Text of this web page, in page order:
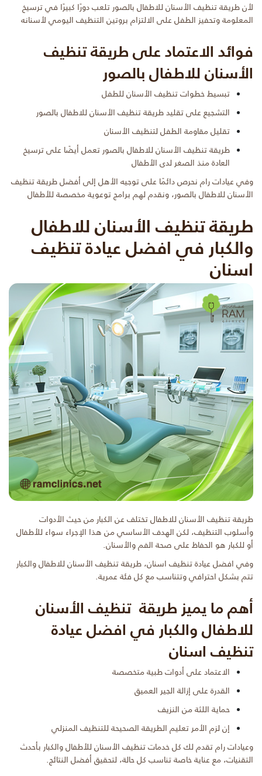
لأن طريقة تنظيف الأسنان للاطفال بالصور تلعب دورًا كبيرًا في ترسيخ
المعلومة وتحفيز الطفل على الالتزام بروتين التنظيف اليومي لأسنانه
فوائد الاعتماد على طريقة تنظيف
الأسنان للاطفال بالصور
تبسيط خطوات تنظيف الأسنان للطفل
التشجيع على تقليد طريقة تنظيف الأسنان للاطفال بالصور
تقليل مقاومة الطفل لتنظيف الأسنان
طريقة تنظيف الأسنان للاطفال بالصور تعمل أيضًا على ترسيخ
العادة منذ الصغر لدى الأطفال
وفي عيادات رام نحرص دائمًا على توجيه الأهل إلى أفضل طريقة تنظيف
الأسنان للاطفال بالصور، ونقدم لهم برامج توعوية مخصصة للأطفال
طريقة تنظيف الأسنان للاطفال
والكبار في افضل عيادة تنظيف
اسنان
طريقة تنظيف الأسنان للاطفال تختلف عن الكبار من حيث الأدوات
وأسلوب التنظيف، لكن الهدف الأساسي من هذا الإجراء سواء للأطفال
أو للكبار هو الحفاظ على صحة الفم والأسنان.
وفي افضل عيادة تنظيف اسنان، طريقة تنظيف الأسنان للاطفال والكبار
تتم بشكل احترافي وتتناسب مع كل فئة عمرية.
أهم ما يميز طريقة تنظيف الأسنان
للاطفال والكبار في افضل عيادة
تنظيف اسنان
الاعتماد على أدوات طبية متخصصة
القدرة على إزالة الجير العميق
حماية اللثة من النزيف
إن لزم الأمر تعليم الطريقة الصحيحة للتنظيف المنزلي
وعيادات رام تقدم لك كل خدمات تنظيف الأسنان للأطفال والكبار بأحدث
التقنيات، مع عناية خاصة تناسب كل حالة، لتحقيق أفضل النتائج.